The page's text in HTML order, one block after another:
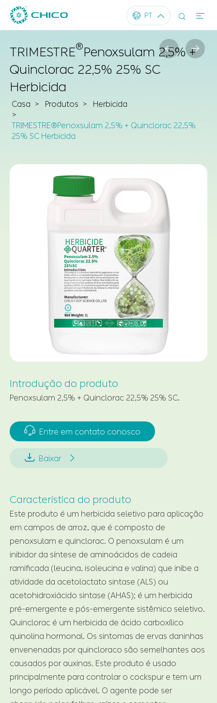
 PT   
TRIMESTRE®Penoxsulam 2,5% +
Quinclorac 22,5% 25% SC
Herbicida
Casa Produtos Herbicida
TRIMESTRE®Penoxsulam 2,5% + Quinclorac 22,5%
25% SC Herbicida
 
Introdução do produto
Penoxsulam 2,5% + Quinclorac 22,5% 25% SC.
 Entre em contato conosco
 Baixar 
Característica do produto
Este produto é um herbicida seletivo para aplicação
em campos de arroz, que é composto de
penoxsulam e quinclorac. O penoxsulam é um
inibidor da síntese de aminoácidos de cadeia
ramificada (leucina, isoleucina e valina) que inibe a
atividade da acetolactato sintase (ALS) ou
acetohidroxiácido sintase (AHAS); é um herbicida
pré-emergente e pós-emergente sistêmico seletivo.
Quinclorac é um herbicida de ácido carboxílico
quinolina hormonal. Os sintomas de ervas daninhas
envenenadas por quincloraco são semelhantes aos
causados por auxinas. Este produto é usado
principalmente para controlar o cockspur e tem um
longo período aplicável. O agente pode ser